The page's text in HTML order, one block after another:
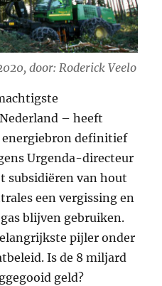
door: Roderick Veelo
– heeft
energiebron definitief
Urgenda-directeur
subsidiëren van hout
een vergissing en
blijven gebruiken.
pijler onder
Is de 8 miljard
geld?